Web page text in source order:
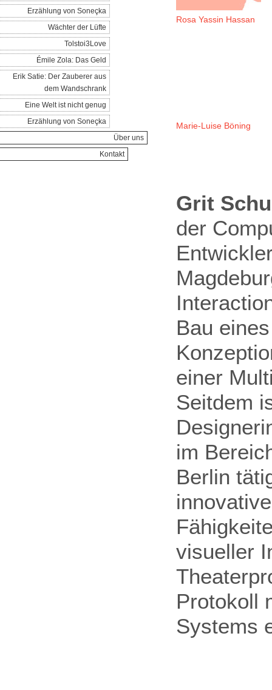
Erzählung von Soneçka
Wächter der Lüfte
Tolstoi3Love
Émile Zola: Das Geld
Erik Satie: Der Zauberer aus
dem Wandschrank
Eine Welt ist nicht genug
Erzählung von Soneçka
Über uns
Kontakt
Rosa Yassin Hassan
Marie-Luise Böning
Grit
der
Bau
einer
Seitdem
im
Berlin
visueller
Protokoll
Systems